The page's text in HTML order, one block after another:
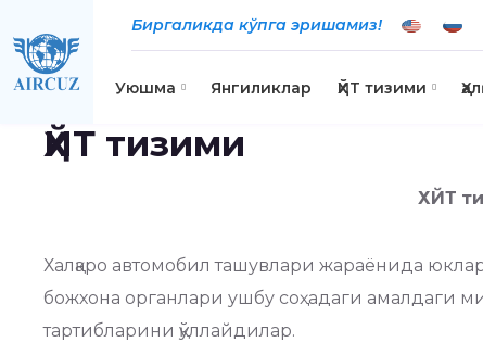
Биргаликда кўпга эришамиз!
Уюшма Янгиликлар ҲЙТ тизими
ҲЙТ тизими
ХЙТ
Халқаро автомобил ташувлари жараёнида
божхона органлари ушбу соҳадаги амалдаги
тартибларини қўллайдилар.